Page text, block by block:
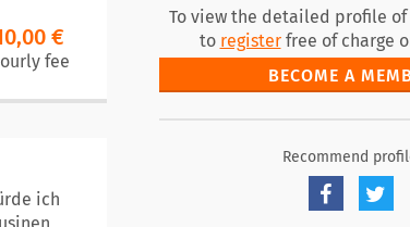
€
fee
ich
To view the detailed profile of
to registerfree of charge
BECOME A
Recommend